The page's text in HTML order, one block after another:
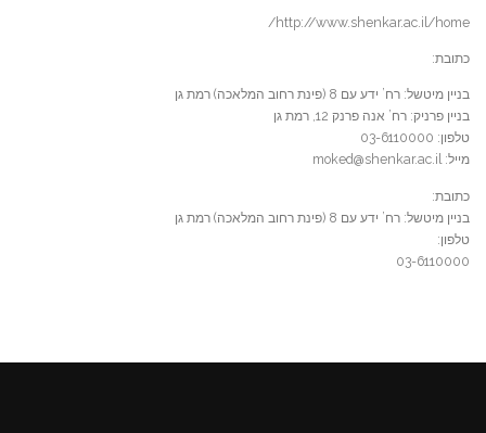
http://www.shenkar.ac.il/home/
כתובת:
בניין מיטשל: רח’ ידע עם 8 (פינת רחוב המלאכה) רמת גן
בניין פרניק: רח’ אנה פרנק 12, רמת גן
טלפון: 03-6110000
מייל: moked@shenkar.ac.il
כתובת:
בניין מיטשל: רח’ ידע עם 8 (פינת רחוב המלאכה) רמת גן
טלפון:
03-6110000